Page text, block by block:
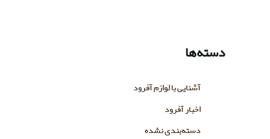
دسته‌ها
آشنایی با لوازم آفرود
اخبار آفرود
دسته‌بندی نشده